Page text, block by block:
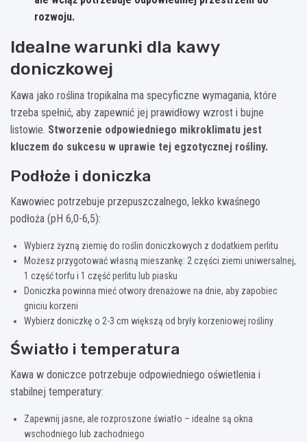
rozwoju.
Idealne warunki dla kawy
doniczkowej
Kawa jako roślina tropikalna ma specyficzne wymagania, które
trzeba spełnić, aby zapewnić jej prawidłowy wzrost i bujne
listowie. Stworzenie odpowiedniego mikroklimatu jest
kluczem do sukcesu w uprawie tej egzotycznej rośliny.
Podłoże i doniczka
Kawowiec potrzebuje przepuszczalnego, lekko kwaśnego
podłoża (pH 6,0-6,5):
Wybierz żyzną ziemię do roślin doniczkowych z dodatkiem perlitu
Możesz przygotować własną mieszankę: 2 części ziemi uniwersalnej,
1 część torfu i 1 część perlitu lub piasku
Doniczka powinna mieć otwory drenażowe na dnie, aby zapobiec
gniciu korzeni
Wybierz doniczkę o 2-3 cm większą od bryły korzeniowej rośliny
Światło i temperatura
Kawa w doniczce potrzebuje odpowiedniego oświetlenia i
stabilnej temperatury:
Zapewnij jasne, ale rozproszone światło – idealne są okna
wschodniego lub zachodniego